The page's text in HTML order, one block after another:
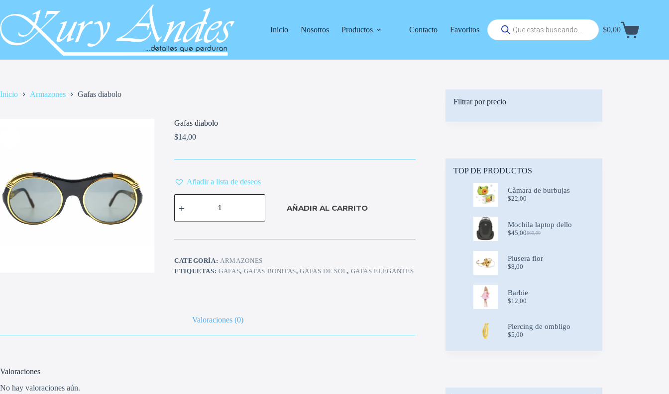
contenido
Inicio
Nosotros Productos Contacto Favoritos
Búsqueda
de
productos
Carrito
$0,00
Inicio Armazones Gafas diabolo
Gafas diabolo
$14,00
Añadir a lista de deseos
Gafas
diabolo
AÑADIR AL CARRITO
CATEGORÍA:ARMAZONES
ETIQUETAS:GAFAS, GAFAS BONITAS,GAFAS DE SOL, GAFAS ELEGANTES
Valoraciones (0)
Valoraciones
No hay valoraciones aún.
Filtrar por precio
TOP DE PRODUCTOS
Càmara de burbujas
$22,00
Mochila laptop dello
$60,00
Original
$60,00.
$45,00Current
$45,00.
Plusera flor
$8,00
Barbie
$12,00
Piercing de ombligo
$5,00